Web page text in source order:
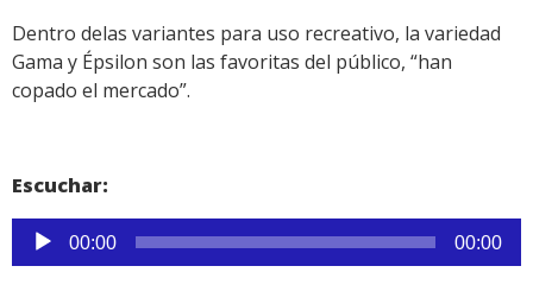
Dentro delas variantes para uso recreativo, la variedad
Gama y Épsilon son las favoritas del público, “han
copado el mercado”.
Escuchar:
Reproductor
de
00:00 00:00